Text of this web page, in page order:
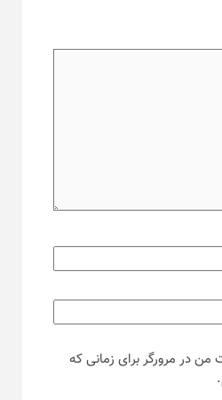
من در مرورگر برای زمانی که